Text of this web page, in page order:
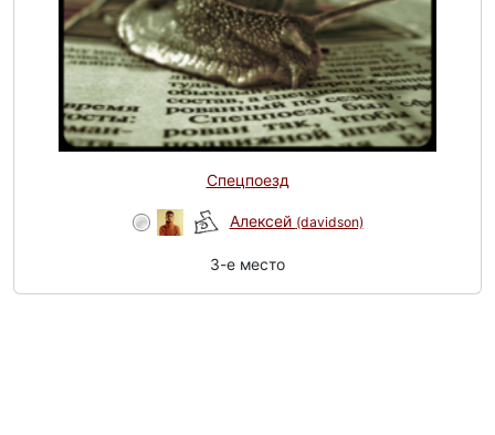
Спецпоезд
Алексей (davidson)
3-e место